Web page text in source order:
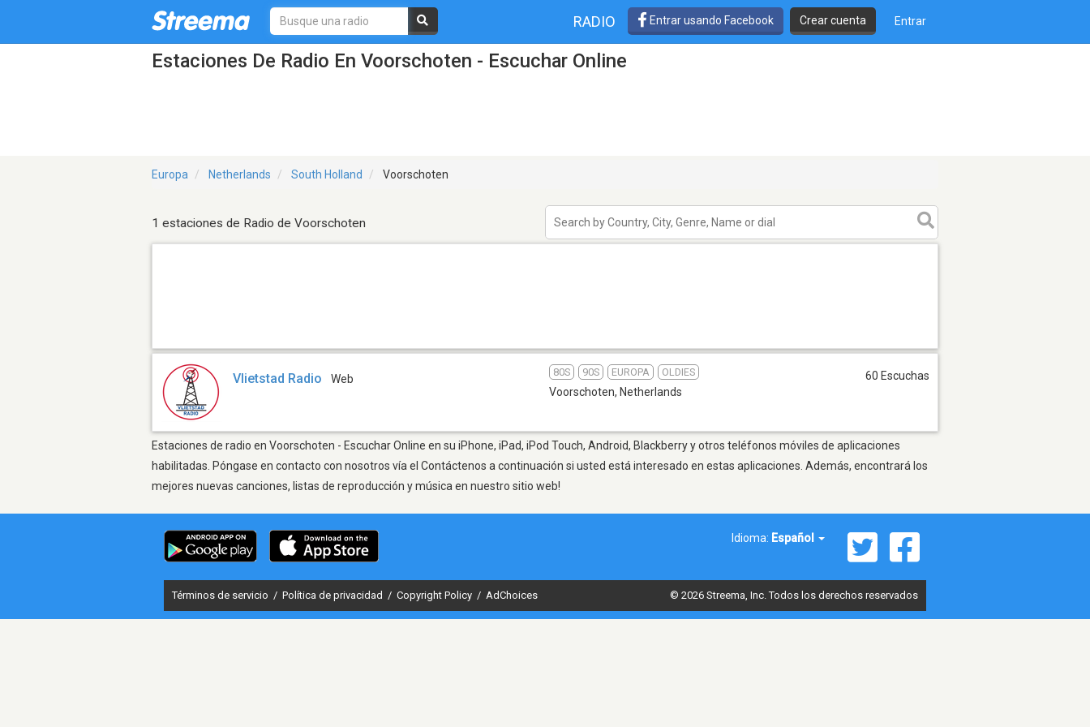
RADIO Entrar usando Facebook Crear cuenta Entrar
Estaciones De Radio En Voorschoten - Escuchar Online
Europa Netherlands South Holland Voorschoten
1 estaciones de Radio de Voorschoten
Vlietstad Radio Web
80S 90S EUROPA OLDIES
Voorschoten, Netherlands
60 Escuchas
Estaciones de radio en Voorschoten - Escuchar Online en su iPhone, iPad, iPod Touch, Android, Blackberry y otros teléfonos móviles de aplicaciones
habilitadas. Póngase en contacto con nosotros vía el Contáctenos a continuación si usted está interesado en estas aplicaciones. Además, encontrará los
mejores nuevas canciones, listas de reproducción y música en nuestro sitio web!
Idioma: Español
Términos de servicio / Política de privacidad / Copyright Policy / AdChoices © 2026 Streema, Inc. Todos los derechos reservados